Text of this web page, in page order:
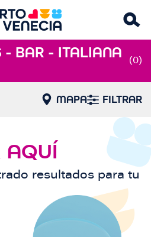
- BAR - ITALIANA
(0)
MAPA FILTRAR
AQUÍ
resultados para tu